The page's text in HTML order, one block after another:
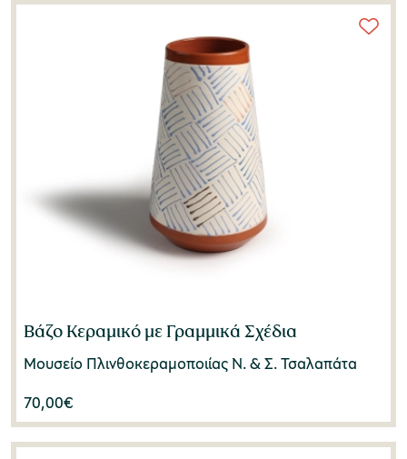
Βάζο Κεραμικό με Γραμμικά Σχέδια
Μουσείο Πλινθοκεραμοποιίας N. & Σ. Τσαλαπάτα
70,00€